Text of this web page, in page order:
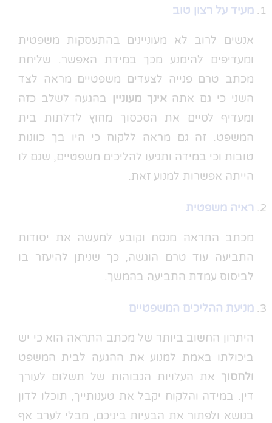
מעיד על רצון טוב
אנשים לרוב לא מעוניינים בהתעסקות משפטית
ומעדיפים להימנע מכך במידת האפשר. שליחת
מכתב טרם פנייה לצעדים משפטיים מראה לצד
השני כי גם אתה אינך מעוניין בהגעה לשלב כזה
ומעדיף לסיים את הסכסוך מחוץ לדלתות בית
המשפט. זה גם מראה ללקוח כי היו בך כוונות
טובות וכי במידה ותגיעו להליכים משפטיים, שגם לו
הייתה אפשרות למנוע זאת.
ראיה משפטית
מכתב התראה מנסח וקובע למעשה את יסודות
התביעה עוד טרם הוגשה, כך שניתן להיעזר בו
לביסוס עמדת התביעה בהמשך.
מניעת ההליכים המשפטיים
היתרון החשוב ביותר של מכתב התראה הוא כי יש
ביכולתו באמת למנוע את ההגעה לבית המשפט
ולחסוך את העלויות הגבוהות של תשלום לעורך
דין. במידה והלקוח יקבל את טענותייך, תוכלו לדון
בנושא ולפתור את הבעיות ביניכם, מבלי לערב אף